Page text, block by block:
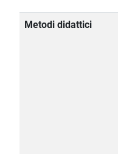
Metodi didattici